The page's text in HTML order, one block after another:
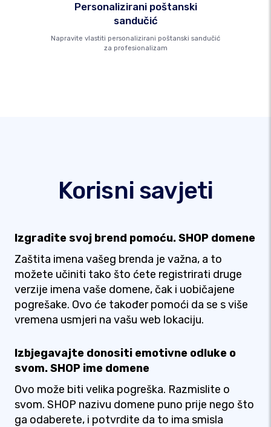
Personalizirani poštanski
sandučić
Napravite vlastiti personalizirani poštanski sandučić
za profesionalizam
Korisni savjeti
Izgradite svoj brend pomoću. SHOP domene
Zaštita imena vašeg brenda je važna, a to
možete učiniti tako što ćete registrirati druge
verzije imena vaše domene, čak i uobičajene
pogrešake. Ovo će također pomoći da se s više
vremena usmjeri na vašu web lokaciju.
Izbjegavajte donositi emotivne odluke o
svom. SHOP ime domene
Ovo može biti velika pogreška. Razmislite o
svom. SHOP nazivu domene puno prije nego što
ga odaberete, i potvrdite da to ima smisla